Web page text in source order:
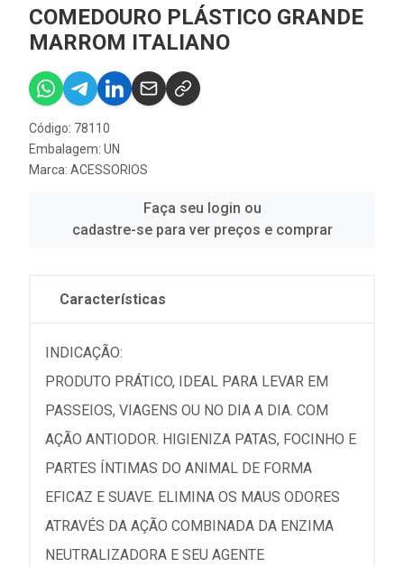
COMEDOURO PLÁSTICO GRANDE
MARROM ITALIANO
Código: 78110
Embalagem: UN
Marca: ACESSORIOS
Faça seu login ou
cadastre-se para ver preços e comprar
Características
INDICAÇÃO:
PRODUTO PRÁTICO, IDEAL PARA LEVAR EM
PASSEIOS, VIAGENS OU NO DIA A DIA. COM
AÇÃO ANTIODOR. HIGIENIZA PATAS, FOCINHO E
PARTES ÍNTIMAS DO ANIMAL DE FORMA
EFICAZ E SUAVE. ELIMINA OS MAUS ODORES
ATRAVÉS DA AÇÃO COMBINADA DA ENZIMA
NEUTRALIZADORA E SEU AGENTE